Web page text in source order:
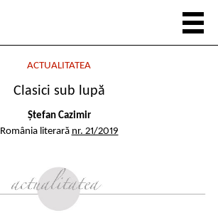
ACTUALITATEA
Clasici sub lupă
Ștefan Cazimir
România literară nr. 21/2019